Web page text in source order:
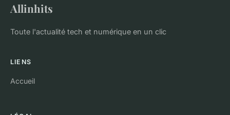
Allinhits
Toute l'actualité tech et numérique en un clic
LIENS
Accueil